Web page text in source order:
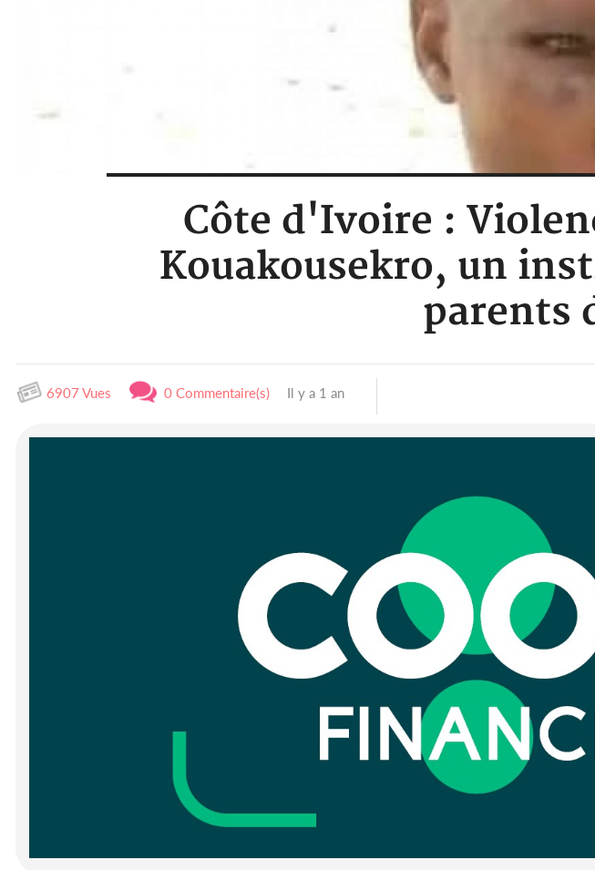
Côte d'Ivoire :
Kouakousekro, un
parents
6907 Vues 0 Commentaire(s) Il y a 1 an